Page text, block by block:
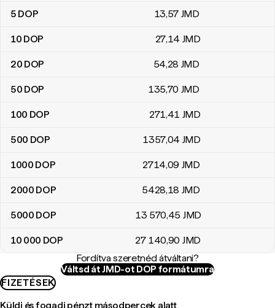
5 DOP 13,57 JMD
10 DOP 27,14 JMD
20 DOP 54,28 JMD
50 DOP 135,70 JMD
100 DOP 271,41 JMD
500 DOP 1357,04 JMD
1000 DOP 2714,09 JMD
2000 DOP 5428,18 JMD
5000 DOP 13 570,45 JMD
10 000 DOP 27 140,90 JMD
Fordítva szeretnéd átváltani?
Váltsd át JMD-ot DOP formátumra
FIZETÉSEK
Küldj és fogadj pénzt másodpercek alatt